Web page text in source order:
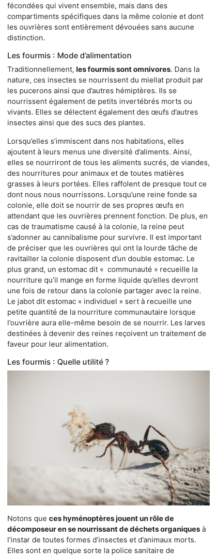
fécondées qui vivent ensemble, mais dans des
compartiments spécifiques dans la même colonie et dont
les ouvrières sont entièrement dévouées sans aucune
distinction.
Les fourmis : Mode d’alimentation
Traditionnellement, les fourmis sont omnivores. Dans la
nature, ces insectes se nourrissent du miellat produit par
les pucerons ainsi que d’autres hémiptères. Ils se
nourrissent également de petits invertébrés morts ou
vivants. Elles se délectent également des œufs d’autres
insectes ainsi que des sucs des plantes.
Lorsqu’elles s’immiscent dans nos habitations, elles
ajoutent à leurs menus une diversité d’aliments. Ainsi,
elles se nourriront de tous les aliments sucrés, de viandes,
des nourritures pour animaux et de toutes matières
grasses à leurs portées. Elles raffolent de presque tout ce
dont nous nous nourrissons. Lorsqu’une reine fonde sa
colonie, elle doit se nourrir de ses propres œufs en
attendant que les ouvrières prennent fonction. De plus, en
cas de traumatisme causé à la colonie, la reine peut
s’adonner au cannibalisme pour survivre. Il est important
de préciser que les ouvrières qui ont la lourde tâche de
ravitailler la colonie disposent d’un double estomac. Le
plus grand, un estomac dit « communauté » recueille la
nourriture qu’il mange en forme liquide qu’elles devront
une fois de retour dans la colonie partager avec la reine.
Le jabot dit estomac « individuel » sert à recueille une
petite quantité de la nourriture communautaire lorsque
l’ouvrière aura elle-même besoin de se nourrir. Les larves
destinées à devenir des reines reçoivent un traitement de
faveur pour leur alimentation.
Les fourmis : Quelle utilité ?
Notons que ces hyménoptères jouent un rôle de
décomposeur en se nourrissant de déchets organiques à
l’instar de toutes formes d’insectes et d’animaux morts.
Elles sont en quelque sorte la police sanitaire de